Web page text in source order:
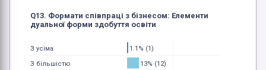
1.1% (1)
13% (12)
З усіма
З більшістю
Q13. Формати співпраці з бізнесом: Елементи
дуальної форми здобуття освіти